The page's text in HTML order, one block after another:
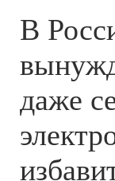
В
даже